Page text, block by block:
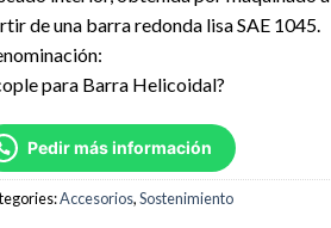
de una barra redonda lisa SAE 1045.
para Barra Helicoidal?
Pedir más información
Accesorios,Sostenimiento